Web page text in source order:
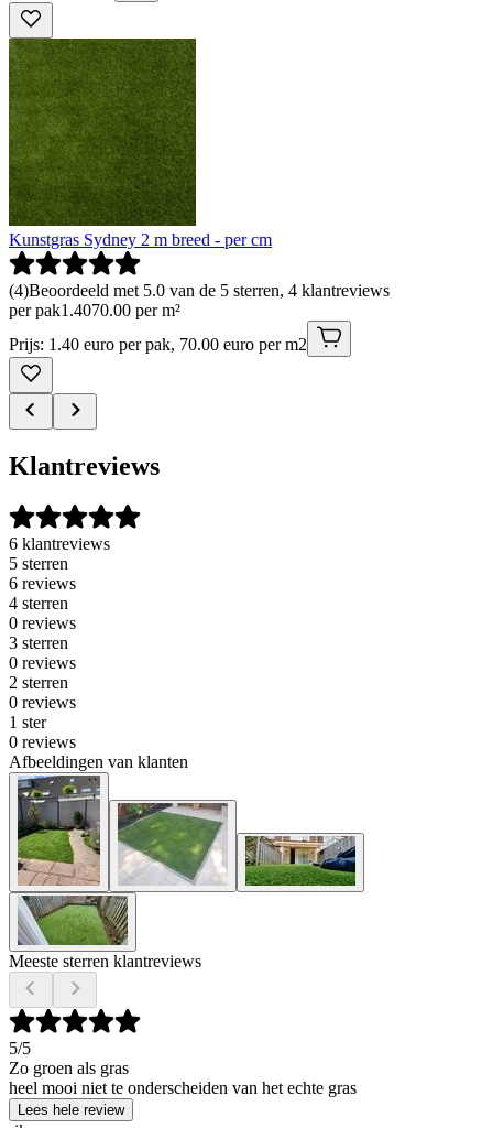
Kunstgras Sydney 2 m breed - per cm
(4)Beoordeeld met 5.0 van de 5 sterren, 4 klantreviews
per pak1 .4070.00 per m²
Prijs: 1.40 euro per pak, 70.00 euro per m2
Klantreviews
6 klantreviews
5 sterren
6 reviews
4 sterren
0 reviews
3 sterren
0 reviews
2 sterren
0 reviews
1 ster
0 reviews
Afbeeldingen van klanten
Meeste sterren klantreviews
5/5
Zo groen als gras
heel mooi niet te onderscheiden van het echte gras
Lees hele review